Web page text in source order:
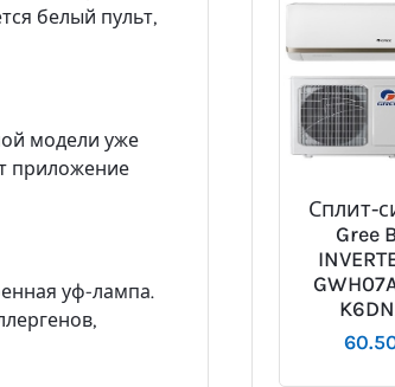
белый пульт,
модели уже
приложение
уф-лампа.
Сплит-
Gree